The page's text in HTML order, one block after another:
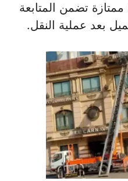
تضمن المتابعة
بعد عملية النقل.